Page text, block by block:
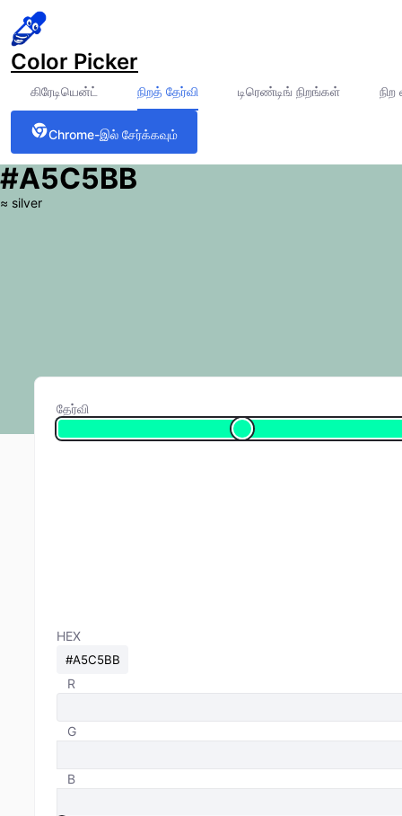
Color Picker
கிரேடியென்ட் நிறத் தேர்வி டிரெண்டிங் நிறங்கள் நிற
Chrome-இல் சேர்க்கவும்
#A5C5BB
≈ silver
தேர்வி
HEX
R
G
B